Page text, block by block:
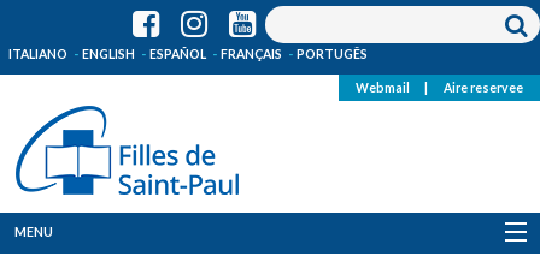
ITALIANO ENGLISH ESPAÑOL FRANÇAIS PORTUGÊS
Webmail Aire reservee
MENU